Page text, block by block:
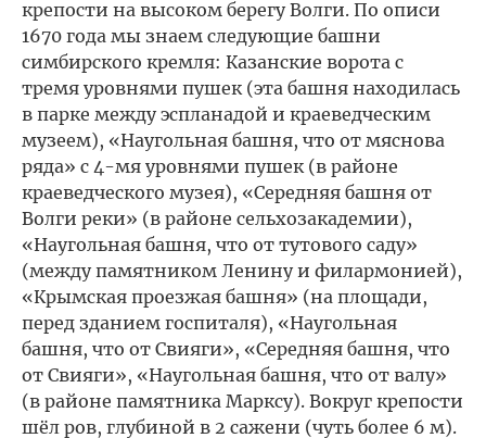
крепости на высоком берегу Волги. По описи
1670 года мы знаем следующие башни
симбирского кремля: Казанские ворота с
тремя уровнями пушек (эта башня находилась
в парке между эспланадой и краеведческим
музеем), «Наугольная башня, что от мяснова
ряда» с 4-мя уровнями пушек (в районе
краеведческого музея), «Середняя башня от
Волги реки» (в районе сельхозакадемии),
«Наугольная башня, что от тутового саду»
(между памятником Ленину и филармонией),
«Крымская проезжая башня» (на площади,
перед зданием госпиталя), «Наугольная
башня, что от Свияги», «Середняя башня, что
от Свияги», «Наугольная башня, что от валу»
(в районе памятника Марксу). Вокруг крепости
шёл ров, глубиной в 2 сажени (чуть более 6 м).